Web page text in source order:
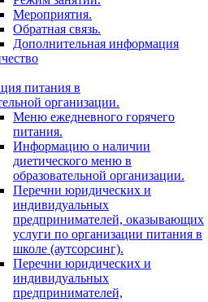
Мероприятия.
Обратная связь.
Дополнительная информация
питания в
организации.
Меню ежедневного горячего
питания.
Информацию о наличии
диетического меню в
образовательной организации.
Перечни юридических и
индивидуальных
предпринимателей, оказывающих
услуги по организации питания в
школе (аутсорсинг).
Перечни юридических и
индивидуальных
предпринимателей,